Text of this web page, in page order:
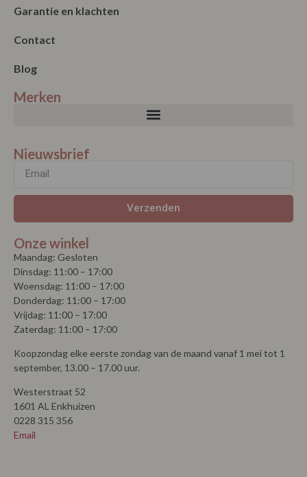
Garantie en klachten
Contact
Blog
Merken
Nieuwsbrief
Verzenden
Onze winkel
Maandag: Gesloten
Dinsdag: 11:00 – 17:00
Woensdag: 11:00 – 17:00
Donderdag: 11:00 – 17:00
Vrijdag: 11:00 – 17:00
Zaterdag: 11:00 – 17:00
Koopzondag elke eerste zondag van de maand vanaf 1 mei tot 1
september, 13.00 – 17.00 uur.
Westerstraat 52
1601 AL Enkhuizen
0228 315 356
Email